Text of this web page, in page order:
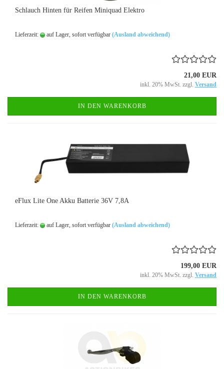
Schlauch Hinten für Reifen Miniquad Elektro
Lieferzeit: auf Lager, sofort verfügbar (Ausland abweichend)
21,00 EUR
inkl. 20% MwSt. zzgl. Versand
IN DEN WARENKORB
eFlux Lite One Akku Batterie 36V 7,8A
Lieferzeit: auf Lager, sofort verfügbar (Ausland abweichend)
199,00 EUR
inkl. 20% MwSt. zzgl. Versand
IN DEN WARENKORB